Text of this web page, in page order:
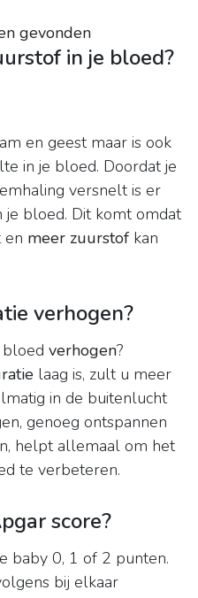
gevonden
in je bloed?
en geest maar is ook
in je bloed. Doordat je
versnelt is er
je bloed. Dit komt omdat
en meer zuurstof kan
verhogen?
verhogen?
laag is, zult u meer
in de buitenlucht
genoeg ontspannen
helpt allemaal om het
te verbeteren.
score?
baby 0, 1 of 2 punten.
bij elkaar